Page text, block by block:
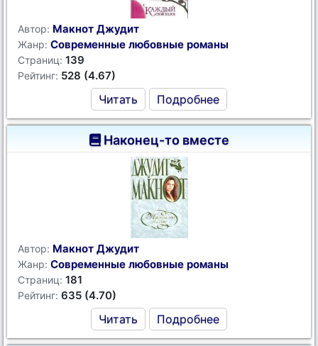
Автор: Макнот Джудит
Жанр: Современные любовные романы
Страниц: 139
Рейтинг: 528 (4.67)
Читать Подробнее
Наконец-то вместе
Автор: Макнот Джудит
Жанр: Современные любовные романы
Страниц: 181
Рейтинг: 635 (4.70)
Читать Подробнее